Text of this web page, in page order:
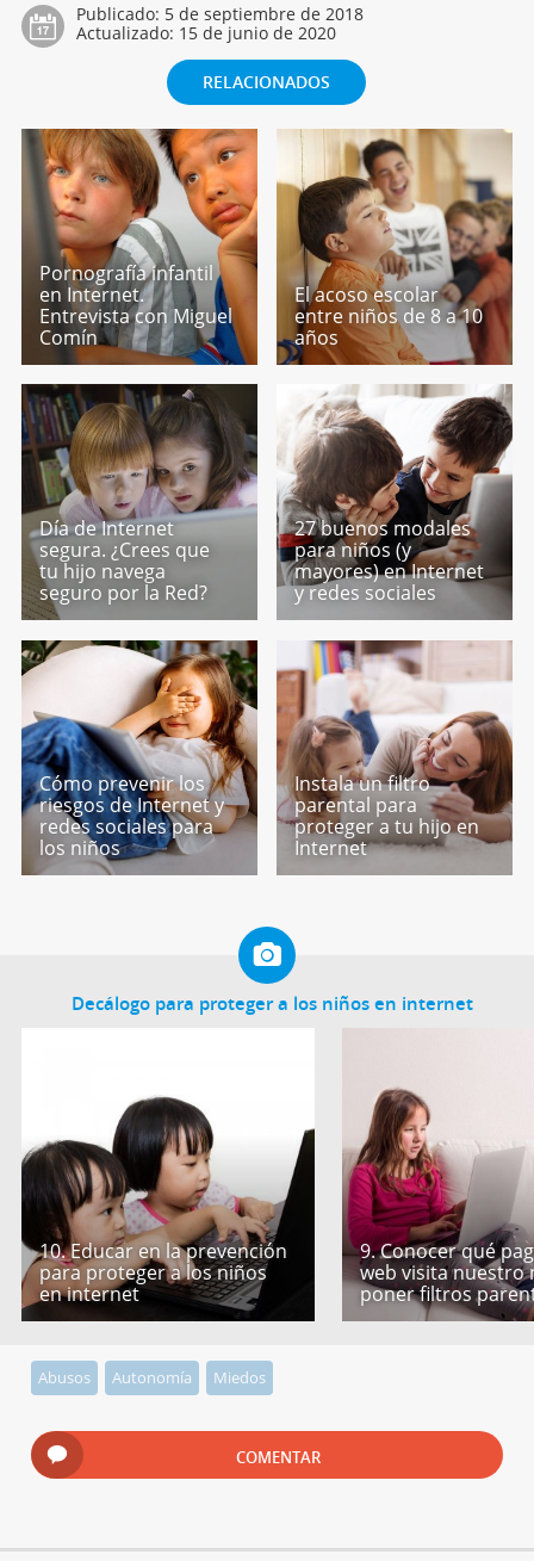
Publicado: 5 de septiembre de 2018
Actualizado: 15 de junio de 2020
RELACIONADOS
Pornografía infantil
en Internet.
Entrevista con Miguel
Comín
El acoso escolar
entre niños de 8 a 10
años
Día de Internet
segura. ¿Crees que
tu hijo navega
seguro por la Red?
27 buenos modales
para niños (y
mayores) en Internet
y redes sociales
Cómo prevenir los
riesgos de Internet y
redes sociales para
los niños
Instala un filtro
parental para
proteger a tu hijo en
Internet
Decálogo para proteger a los niños en internet
10. Educar en la prevención
para proteger a los niños
en internet
9. Conocer qué
web visita nuestro
poner filtros
Abusos Autonomía Miedos
COMENTAR